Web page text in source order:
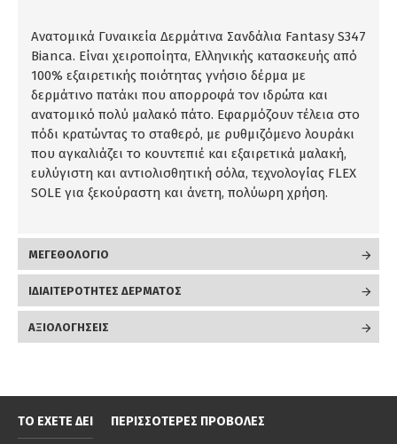
Ανατομικά Γυναικεία Δερμάτινα Σανδάλια Fantasy S347
Bianca. Είναι χειροποίητα, Ελληνικής κατασκευής από
100% εξαιρετικής ποιότητας γνήσιο δέρμα με
δερμάτινο πατάκι που απορροφά τον ιδρώτα και
ανατομικό πολύ μαλακό πάτο. Εφαρμόζουν τέλεια στο
πόδι κρατώντας το σταθερό, με ρυθμιζόμενο λουράκι
που αγκαλιάζει το κουντεπιέ και εξαιρετικά μαλακή,
ευλύγιστη και αντιολισθητική σόλα, τεχνολογίας FLEX
SOLE για ξεκούραστη και άνετη, πολύωρη χρήση.
ΜΕΓΕΘΟΛΟΓΙΟ
ΙΔΙΑΙΤΕΡΟΤΗΤΕΣ ΔΕΡΜΑΤΟΣ
ΑΞΙΟΛΟΓΉΣΕΙΣ
ΤΟ ΈΧΕΤΕ ΔΕΙ ΠΕΡΙΣΣΌΤΕΡΕΣ ΠΡΟΒΟΛΈΣ